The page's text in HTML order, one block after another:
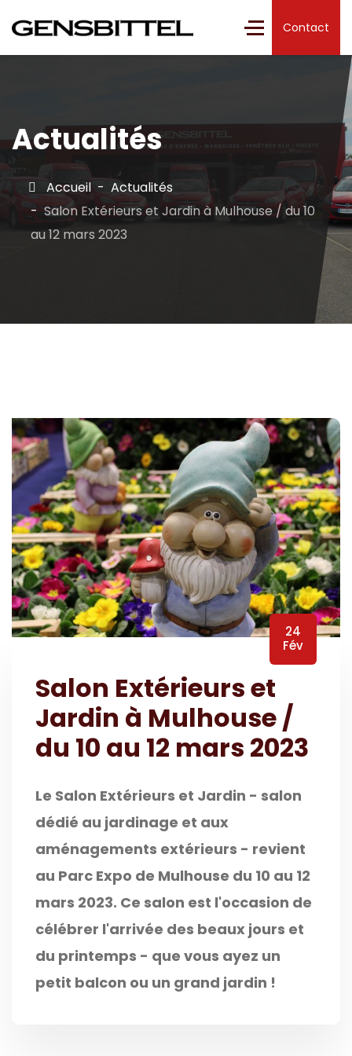
Contact
Actualités
Accueil
Actualités
Salon Extérieurs et Jardin à Mulhouse / du 10
au 12 mars 2023
24
Fév
Salon Extérieurs et
Jardin à Mulhouse /
du 10 au 12 mars 2023
Le Salon Extérieurs et Jardin - salon
dédié au jardinage et aux
aménagements extérieurs - revient
au Parc Expo de Mulhouse du 10 au 12
mars 2023. Ce salon est l'occasion de
célébrer l'arrivée des beaux jours et
du printemps - que vous ayez un
petit balcon ou un grand jardin !